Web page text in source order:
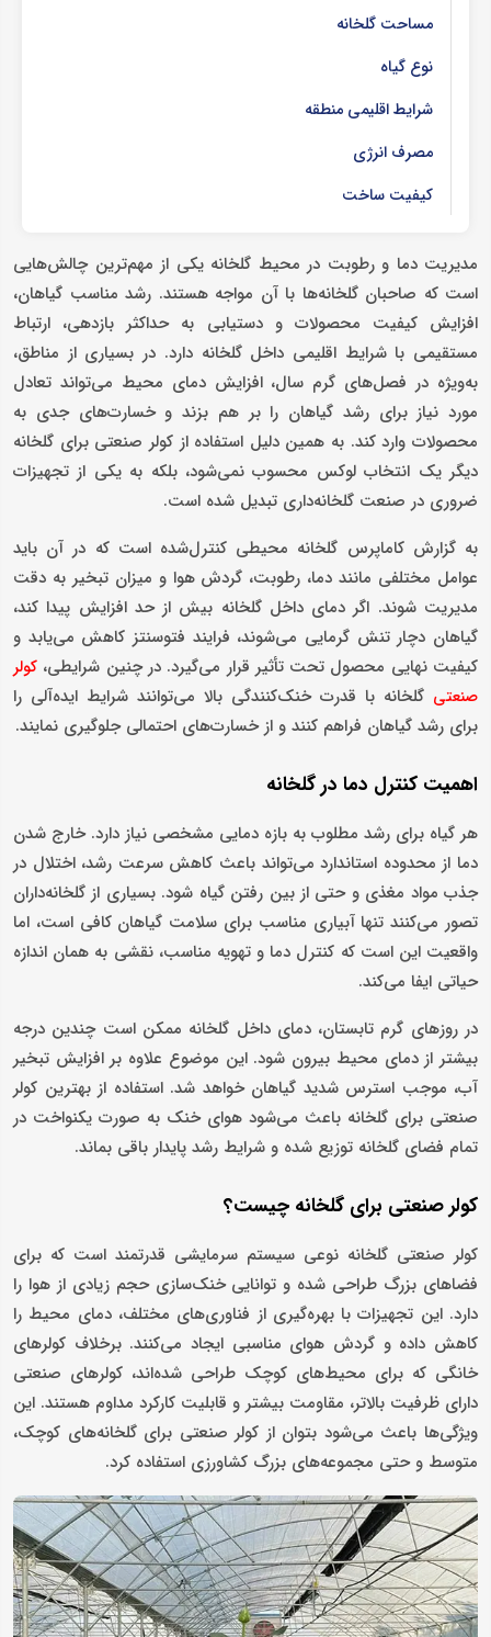
مساحت گلخانه
نوع گیاه
شرایط اقلیمی منطقه
مصرف انرژی
کیفیت ساخت
مدیریت دما و رطوبت در محیط گلخانه یکی از مهم‌ترین چالش‌هایی
است که صاحبان گلخانه‌ها با آن مواجه هستند. رشد مناسب گیاهان،
افزایش کیفیت محصولات و دستیابی به حداکثر بازدهی، ارتباط
مستقیمی با شرایط اقلیمی داخل گلخانه دارد. در بسیاری از مناطق،
به‌ویژه در فصل‌های گرم سال، افزایش دمای محیط می‌تواند تعادل
مورد نیاز برای رشد گیاهان را بر هم بزند و خسارت‌های جدی به
محصولات وارد کند. به همین دلیل استفاده از کولر صنعتی برای گلخانه
دیگر یک انتخاب لوکس محسوب نمی‌شود، بلکه به یکی از تجهیزات
ضروری در صنعت گلخانه‌داری تبدیل شده است.
به گزارش کاماپرس گلخانه محیطی کنترل‌شده است که در آن باید
عوامل مختلفی مانند دما، رطوبت، گردش هوا و میزان تبخیر به دقت
مدیریت شوند. اگر دمای داخل گلخانه بیش از حد افزایش پیدا کند،
گیاهان دچار تنش گرمایی می‌شوند، فرایند فتوسنتز کاهش می‌یابد و
کیفیت نهایی محصول تحت تأثیر قرار می‌گیرد. در چنین شرایطی، کولر
صنعتی گلخانه با قدرت خنک‌کنندگی بالا می‌توانند شرایط ایده‌آلی را
برای رشد گیاهان فراهم کنند و از خسارت‌های احتمالی جلوگیری نمایند.
اهمیت کنترل دما در گلخانه
هر گیاه برای رشد مطلوب به بازه دمایی مشخصی نیاز دارد. خارج شدن
دما از محدوده استاندارد می‌تواند باعث کاهش سرعت رشد، اختلال در
جذب مواد مغذی و حتی از بین رفتن گیاه شود. بسیاری از گلخانه‌داران
تصور می‌کنند تنها آبیاری مناسب برای سلامت گیاهان کافی است، اما
واقعیت این است که کنترل دما و تهویه مناسب، نقشی به همان اندازه
حیاتی ایفا می‌کند.
در روزهای گرم تابستان، دمای داخل گلخانه ممکن است چندین درجه
بیشتر از دمای محیط بیرون شود. این موضوع علاوه بر افزایش تبخیر
آب، موجب استرس شدید گیاهان خواهد شد. استفاده از بهترین کولر
صنعتی برای گلخانه باعث می‌شود هوای خنک به صورت یکنواخت در
تمام فضای گلخانه توزیع شده و شرایط رشد پایدار باقی بماند.
کولر صنعتی برای گلخانه چیست؟
کولر صنعتی گلخانه نوعی سیستم سرمایشی قدرتمند است که برای
فضاهای بزرگ طراحی شده و توانایی خنک‌سازی حجم زیادی از هوا را
دارد. این تجهیزات با بهره‌گیری از فناوری‌های مختلف، دمای محیط را
کاهش داده و گردش هوای مناسبی ایجاد می‌کنند. برخلاف کولرهای
خانگی که برای محیط‌های کوچک طراحی شده‌اند، کولرهای صنعتی
دارای ظرفیت بالاتر، مقاومت بیشتر و قابلیت کارکرد مداوم هستند. این
ویژگی‌ها باعث می‌شود بتوان از کولر صنعتی برای گلخانه‌های کوچک،
متوسط و حتی مجموعه‌های بزرگ کشاورزی استفاده کرد.